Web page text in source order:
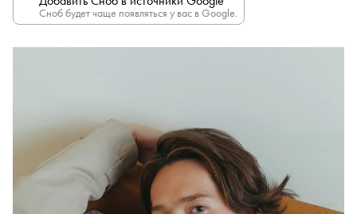
Сноб будет чаще появляться у вас в Google.